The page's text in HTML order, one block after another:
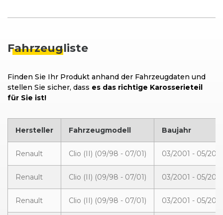
Fahrzeugliste
Finden Sie Ihr Produkt anhand der Fahrzeugdaten und
stellen Sie sicher, dass es das richtige Karosserieteil
für Sie ist!
Hersteller Fahrzeugmodell Baujahr
Renault Clio (II) (09/98 - 07/01) 03/2001 - 05/
Renault Clio (II) (09/98 - 07/01) 03/2001 - 05/
Renault Clio (II) (09/98 - 07/01) 03/2001 - 05/